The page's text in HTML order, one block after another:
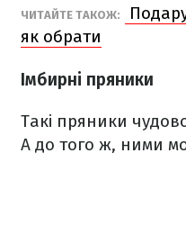
ЧИТАЙТЕ ТАКОЖ:
як обрати
Імбирні пряники
Такі пряники
А до того ж, ними